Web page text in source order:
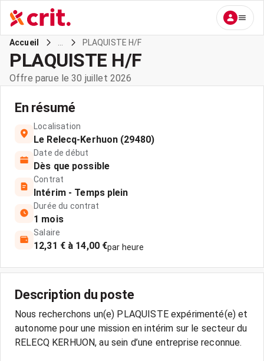
Accueil PLAQUISTE H/F
PLAQUISTE H/F
Offre parue le 30 juillet 2026
En résumé
Localisation
Le Relecq-Kerhuon (29480)
Date de début
Dès que possible
Contrat
Intérim - Temps plein
Durée du contrat
1 mois
Salaire
12,31 € à 14,00 €par heure
Description du poste
Nous recherchons un(e) PLAQUISTE expérimenté(e) et
autonome pour une mission en intérim sur le secteur du
RELECQ KERHUON, au sein d’une entreprise reconnue.